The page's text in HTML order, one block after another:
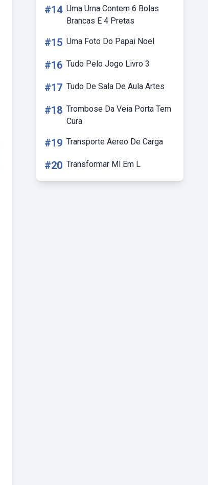
#14 Uma Urna Contem 6 Bolas
Brancas E 4 Pretas
#15 Uma Foto Do Papai Noel
#16 Tudo Pelo Jogo Livro 3
#17 Tudo De Sala De Aula Artes
#18 Trombose Da Veia Porta Tem
Cura
#19 Transporte Aereo De Carga
#20 Transformar Ml Em L